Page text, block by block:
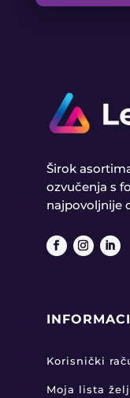
Širok
ozvučenja s
najpovoljnije
Korisnički
Moja lista